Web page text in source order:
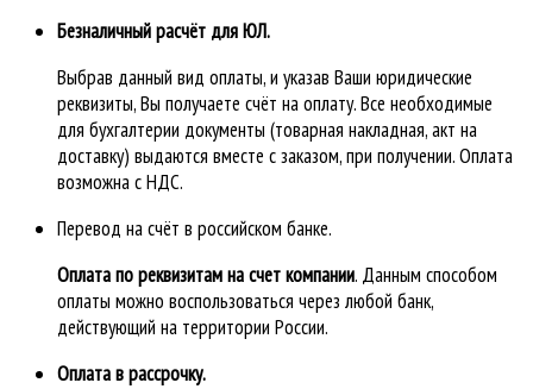
Безналичный расчёт для ЮЛ.
Выбрав данный вид оплаты, и указав Ваши юридические
реквизиты, Вы получаете счёт на оплату. Все необходимые
для бухгалтерии документы (товарная накладная, акт на
доставку) выдаются вместе с заказом, при получении. Оплата
возможна с НДС.
Перевод на счёт в российском банке.
Оплата по реквизитам на счет компании. Данным способом
оплаты можно воспользоваться через любой банк,
действующий на территории России.
Оплата в рассрочку.